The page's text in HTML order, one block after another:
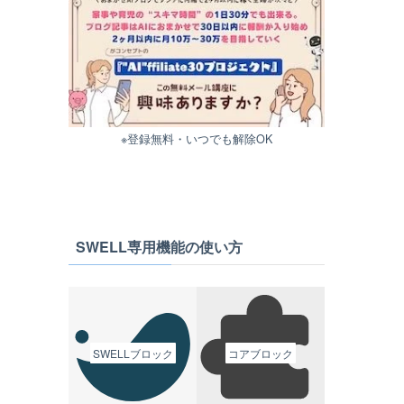
※登録無料・いつでも解除OK
SWELL専用機能の使い方
SWELLブロック コアブロック